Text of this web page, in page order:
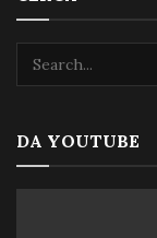
DA YOUTUBE